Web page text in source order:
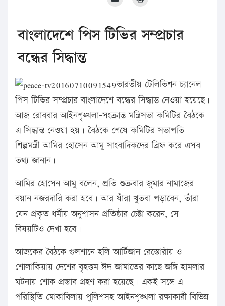
বাংলাদেশে পিস টিভির সম্প্রচার
বন্ধের সিদ্ধান্ত
ভারতীয় টেলিভিশন চ্যানেল
পিস টিভির সম্প্রচার বাংলাদেশে বন্ধের সিদ্ধান্ত নেওয়া হয়েছে।
আজ রোববার আইনশৃঙ্খলা–সংক্রান্ত মন্ত্রিসভা কমিটির বৈঠকে
এ সিদ্ধান্ত নেওয়া হয়। বৈঠকে শেষে কমিটির সভাপতি
শিল্পমন্ত্রী আমির হোসেন আমু সাংবাদিকদের ব্রিফ করে এসব
তথ্য জানান।
আমির হোসেন আমু বলেন, প্রতি শুক্রবার জুমার নামাজের
বয়ান নজরদারি করা হবে। আর যাঁরা খুতবা পড়াবেন, তাঁরা
যেন প্রকৃত ধর্মীয় অনুশাসন প্রতিষ্ঠার চেষ্টা করেন, সে
বিষয়টিও দেখা হবে।
আজকের বৈঠকে গুলশানে হলি আর্টিজান রেস্তোরাঁয় ও
শোলাকিয়ায় দেশের বৃহত্তম ঈদ জামাতের কাছে জঙ্গি হামলার
ঘটনায় শোক প্রস্তাব গ্রহণ করা হয়েছে। একই সঙ্গে এ
পরিস্থিতি মোকাবিলায় পুলিশসহ আইনশৃঙ্খলা রক্ষাকারী বিভিন্ন